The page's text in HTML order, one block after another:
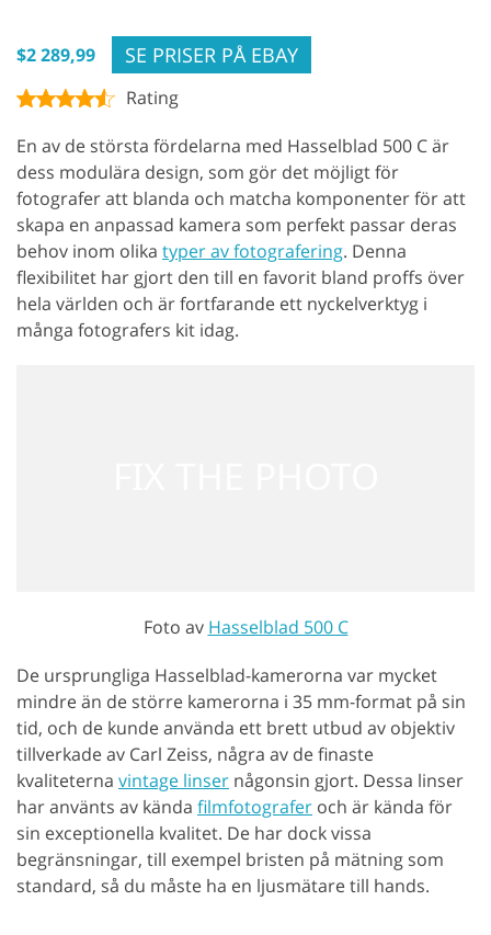
$2 289,99 SE PRISER PÅ EBAY
Rating
En av de största fördelarna med Hasselblad 500 C är
dess modulära design, som gör det möjligt för
fotografer att blanda och matcha komponenter för att
skapa en anpassad kamera som perfekt passar deras
behov inom olika typer av fotografering. Denna
flexibilitet har gjort den till en favorit bland proffs över
hela världen och är fortfarande ett nyckelverktyg i
många fotografers kit idag.
Foto av Hasselblad 500 C
De ursprungliga Hasselblad-kamerorna var mycket
mindre än de större kamerorna i 35 mm-format på sin
tid, och de kunde använda ett brett utbud av objektiv
tillverkade av Carl Zeiss, några av de finaste
kvaliteterna vintage linser någonsin gjort. Dessa linser
har använts av kända filmfotografer och är kända för
sin exceptionella kvalitet. De har dock vissa
begränsningar, till exempel bristen på mätning som
standard, så du måste ha en ljusmätare till hands.